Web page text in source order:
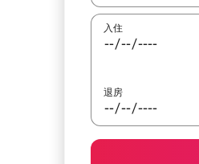
入住
退房